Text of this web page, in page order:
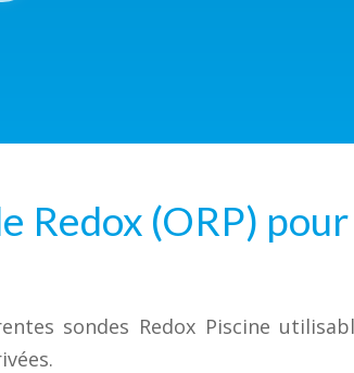
Redox (ORP)
sondes Redox Piscine